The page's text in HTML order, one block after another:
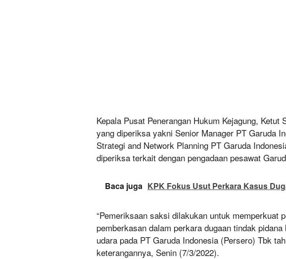
Kepala Pusat Penerangan Hukum Kejagung, Ketut
yang diperiksa yakni Senior Manager PT Garuda
Strategi and Network Planning PT Garuda
diperiksa terkait dengan pengadaan pesawat
Baca juga KPK Fokus Usut Perkara Kasus
“Pemeriksaan saksi dilakukan untuk memperkuat
pemberkasan dalam perkara dugaan tindak
udara pada PT Garuda Indonesia (Persero) Tbk
keterangannya, Senin (7/3/2022).